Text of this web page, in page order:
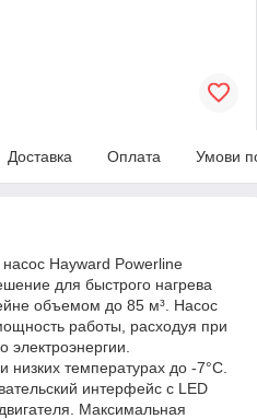
Доставка Оплата Умови
Hayward Powerline
для быстрого нагрева
объемом до 85 м³. Насос
работы, расходуя при
температурах до -7°С.
интерфейс с LED
Максимальная